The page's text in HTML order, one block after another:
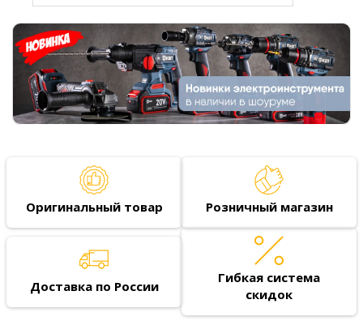
Оригинальный товар Розничный магазин
Доставка по России
Гибкая система
скидок